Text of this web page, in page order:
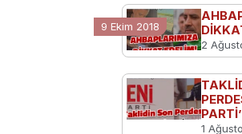
9 Ekim 2018
2
1